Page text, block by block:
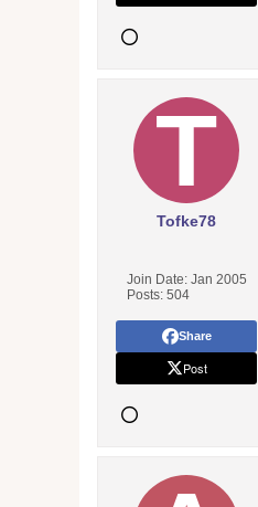
Tofke78
Join Date: Jan 2005
Posts: 504
Share
Post